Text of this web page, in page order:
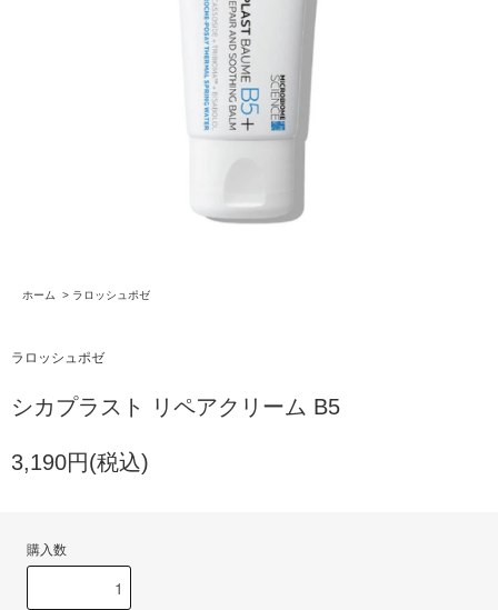
ホーム > ラロッシュポゼ
ラロッシュポゼ
シカプラスト リペアクリーム B5
3,190円(税込)
購入数